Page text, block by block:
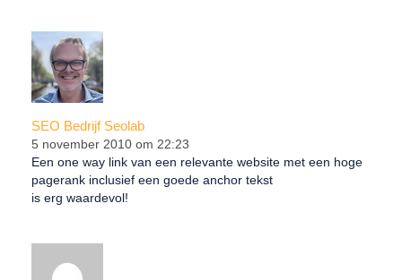
SEO Bedrijf Seolab
5 november 2010 om 22:23
Een one way link van een relevante website met een hoge
pagerank inclusief een goede anchor tekst
is erg waardevol!